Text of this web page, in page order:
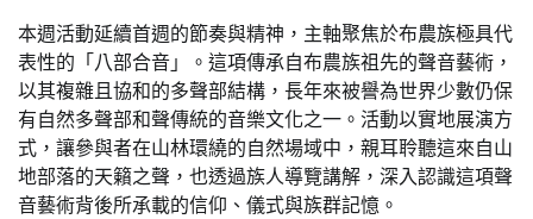
本週活動延續首週的節奏與精神，主軸聚焦於布農族極具代
表性的「八部合音」。這項傳承自布農族祖先的聲音藝術，
以其複雜且協和的多聲部結構，長年來被譽為世界少數仍保
有自然多聲部和聲傳統的音樂文化之一。活動以實地展演方
式，讓參與者在山林環繞的自然場域中，親耳聆聽這來自山
地部落的天籟之聲，也透過族人導覽講解，深入認識這項聲
音藝術背後所承載的信仰、儀式與族群記憶。